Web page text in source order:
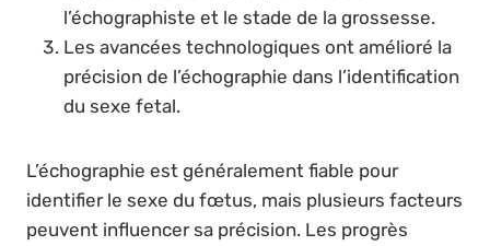
l’échographiste et le stade de la grossesse.
Les avancées technologiques ont amélioré la
précision de l’échographie dans l’identification
du sexe fetal.
L’échographie est généralement fiable pour
identifier le sexe du fœtus, mais plusieurs facteurs
peuvent influencer sa précision. Les progrès